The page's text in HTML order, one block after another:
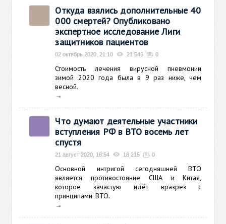
Откуда взялись дополнительные 40
000 смертей? Опубликовано
экспертное исследование Лиги
защитников пациентов
02 октябрь 2020, 21:10 21 546 0
Стоимость лечения вирусной пневмонии
зимой 2020 года была в 9 раз ниже, чем
весной.
→
Что думают деятельные участники
вступления РФ в ВТО восемь лет
спустя
21 август 2020, 18:54 18 215 0
Основной интригой сегодняшней ВТО
является противостояние США и Китая,
которое зачастую идёт вразрез с
принципами ВТО.
→